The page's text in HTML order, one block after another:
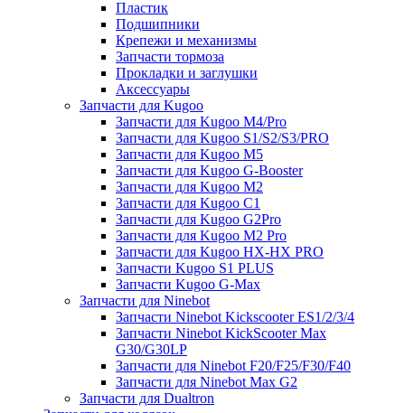
Пластик
Подшипники
Крепежи и механизмы
Запчасти тормоза
Прокладки и заглушки
Аксессуары
Запчасти для Kugoo
Запчасти для Kugoo M4/Pro
Запчасти для Kugoo S1/S2/S3/PRO
Запчасти для Kugoo M5
Запчасти для Kugoo G-Booster
Запчасти для Kugoo M2
Запчасти для Kugoo C1
Запчасти для Kugoo G2Pro
Запчасти для Kugoo M2 Pro
Запчасти для Kugoo HX-HX PRO
Запчасти Kugoo S1 PLUS
Запчасти Kugoo G-Max
Запчасти для Ninebot
Запчасти Ninebot Kickscooter ES1/2/3/4
Запчасти Ninebot KickScooter Max
G30/G30LP
Запчасти для Ninebot F20/F25/F30/F40
Запчасти для Ninebot Max G2
Запчасти для Dualtron